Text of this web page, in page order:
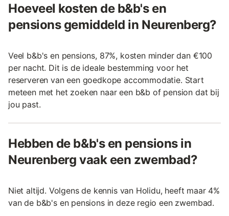
Hoeveel kosten de b&b's en
pensions gemiddeld in Neurenberg?
Veel b&b's en pensions, 87%, kosten minder dan €100
per nacht. Dit is de ideale bestemming voor het
reserveren van een goedkope accommodatie. Start
meteen met het zoeken naar een b&b of pension dat bij
jou past.
Hebben de b&b's en pensions in
Neurenberg vaak een zwembad?
Niet altijd. Volgens de kennis van Holidu, heeft maar 4%
van de b&b's en pensions in deze regio een zwembad.